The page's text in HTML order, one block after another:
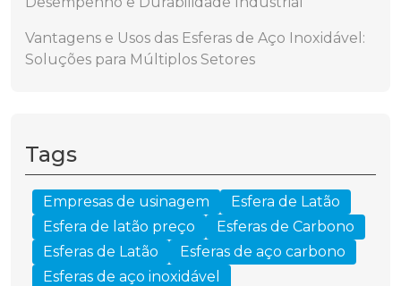
Vantagens e Usos das Esferas de Aço Inoxidável:
Soluções para Múltiplos Setores
Tags
Empresas de usinagem
Esfera de Latão
Esfera de latão preço
Esferas de Carbono
Esferas de Latão
Esferas de aço carbono
Esferas de aço inoxidável